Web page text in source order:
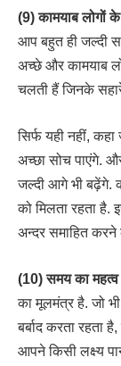
(9) कामयाब लोगों
आप बहुत ही जल्दी
अच्छे और कामयाब
चलती हैं जिनके
सिर्फ यही नहीं,
अच्छा सोच पाएंगे.
जल्दी आगे भी बढ़ेंगे.
को मिलता रहता है.
अन्दर समाहित
(10) समय का
का मूलमंत्र है. जो
बर्बाद करता रहता
आपने किसी लक्ष्य